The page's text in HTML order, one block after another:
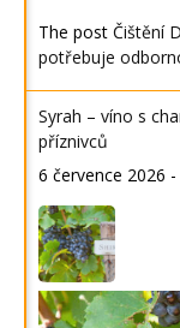
The post Čištění
potřebuje
Syrah – víno s
příznivců
6 července 2026 -